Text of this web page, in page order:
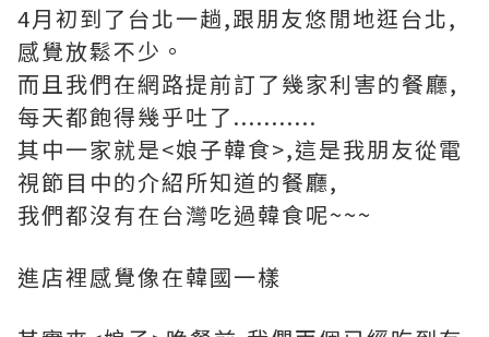
4月初到了台北一趟,跟朋友悠閒地逛台北,
感覺放鬆不少。
而且我們在網路提前訂了幾家利害的餐廳,
每天都飽得幾乎吐了...........
其中一家就是<娘子韓食>,這是我朋友從電
視節目中的介紹所知道的餐廳,
我們都沒有在台灣吃過韓食呢~~~
進店裡感覺像在韓國一樣